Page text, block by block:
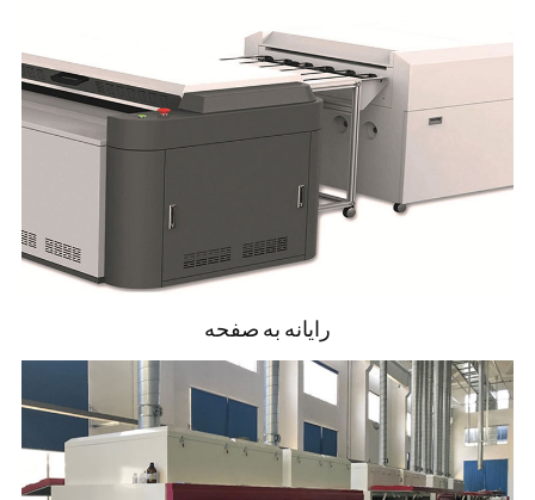
ذخیره نیروی کاری و بهبود سیستم مدیریت برگه
های آزمایش.
نمایش برخط
نظارت ویدئویی آنلاین، نظارت تفاوت هایی با
عملکرد خودآموزش، و محصولات بدون رد کردن
به طور خودکار، مطمئن بشيد که محصولات غير
قابل قبول به فرايند بعدي جريان نخواهند داشت
پشتهٔ خودکار
برای رسیدن به تولید بدون توقف، یک جعبه برای
رایانه به صفحه